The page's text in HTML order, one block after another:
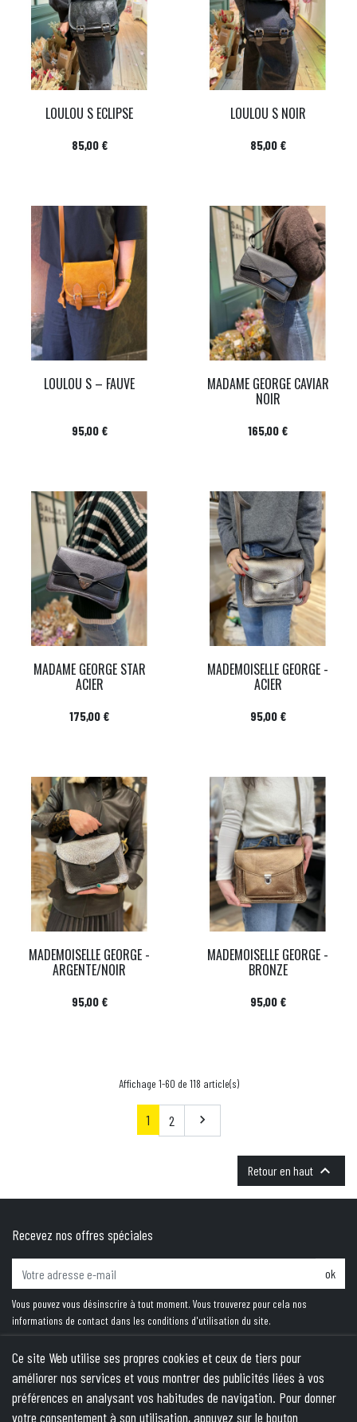
LOULOU S ECLIPSE
Prix
85,00 €
LOULOU S NOIR
Prix
85,00 €
LOULOU S – FAUVE
Prix
95,00 €
MADAME GEORGE CAVIAR
NOIR
Prix
165,00 €
MADAME GEORGE STAR
ACIER
Prix
175,00 €
MADEMOISELLE GEORGE -
ACIER
Prix
95,00 €
MADEMOISELLE GEORGE -
ARGENTE/NOIR
Prix
95,00 €
MADEMOISELLE GEORGE -
BRONZE
Prix
95,00 €
Affichage 1-60 de 118 article(s)
1 2 Suivant

Retour en haut 
Recevez nos offres spéciales
ok
Vous pouvez vous désinscrire à tout moment. Vous trouverez pour cela nos
informations de contact dans les conditions d'utilisation du site.
PRODUITS
Ce site Web utilise ses propres cookies et ceux de tiers pour
améliorer nos services et vous montrer des publicités liées à vos
préférences en analysant vos habitudes de navigation. Pour donner
votre consentement à son utilisation, appuyez sur le bouton